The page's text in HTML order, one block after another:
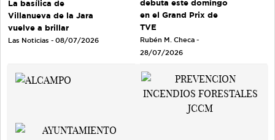
La basílica de
Villanueva de la Jara
vuelve a brillar
Las Noticias - 08/07/2026
debuta este domingo
en el Grand Prix de
TVE
Rubén M. Checa -
28/07/2026